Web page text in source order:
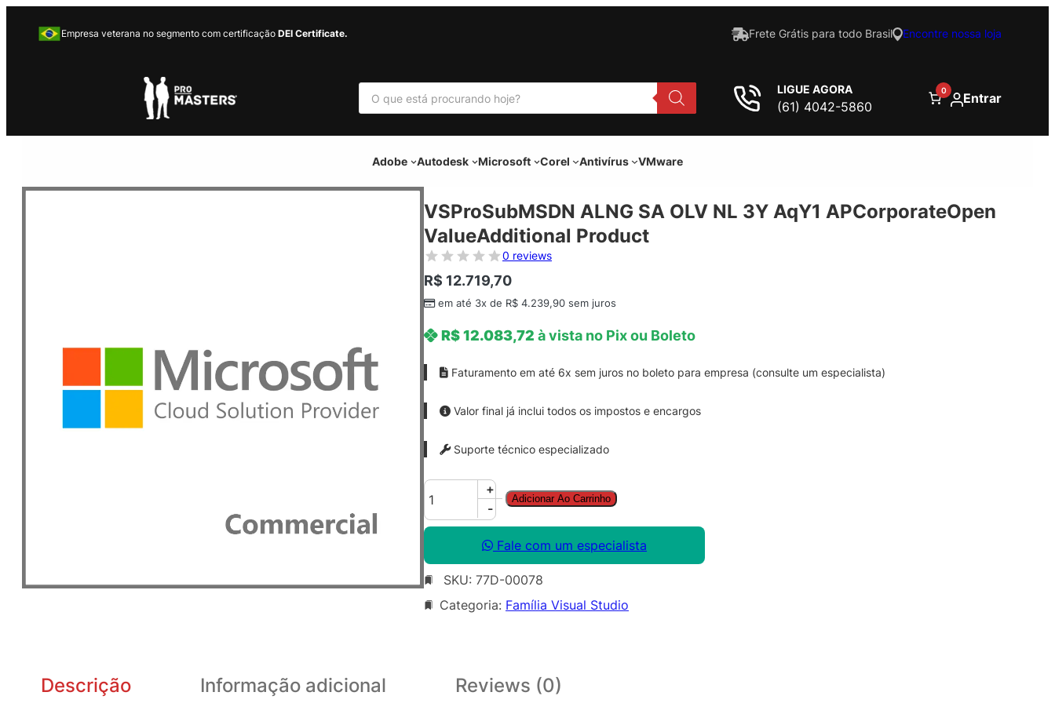
Empresa veterana no segmento com certificação DEI Certificate. Frete Grátis para todo Brasil Encontre nossa loja
P
s
u
r
LIGUE AGORA
(61) 4042-5860
0 Entrar
Adobe Autodesk Microsoft Corel Antivírus VMware
VSProSubMSDN ALNG SA OLV NL 3Y AqY1 APCorporateOpen
ValueAdditional Product
0 reviews
R$ 12.719,70
em até 3x de R$ 4.239,90 sem juros
R$12.083,72 à vista no Pix ou Boleto
Faturamento em até 6x sem juros no boleto para empresa (consulte um especialista)
Valor final já inclui todos os impostos e encargos
Suporte técnico especializado
V
P
o
S
u
+
-
Adicionar Ao Carrinho
Fale com um especialista
SKU: 77D-00078
Categoria: Família Visual Studio
Descrição Informação adicional Reviews (0)